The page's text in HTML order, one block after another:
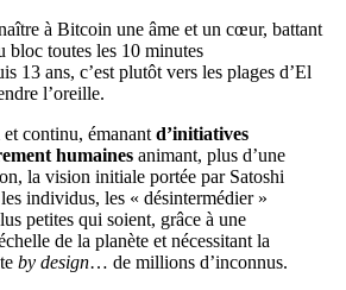
à Bitcoin une âme et un cœur, battant
bloc toutes les 10 minutes
13 ans, c’est plutôt vers les plages d’El
l’oreille.
continu, émanant d’initiatives
humaines animant, plus d’une
la vision initiale portée par Satoshi
individus, les « désintermédier »
petites qui soient, grâce à une
de la planète et nécessitant la
by design… de millions d’inconnus.